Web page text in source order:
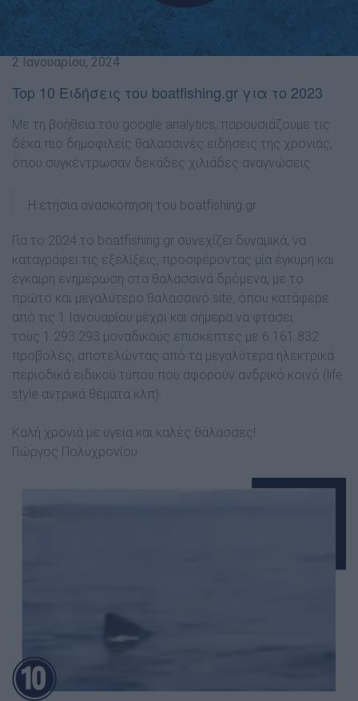
2 Ιανουαρίου, 2024
Top 10 Ειδήσεις του boatfishing.gr για το 2023
Με τη βοήθεια του google analytics, παρουσιάζουμε τις
δέκα πιο δημοφιλείς θαλασσινές ειδήσεις της χρονιάς,
όπου συγκέντρωσαν δεκάδες χιλιάδες αναγνώσεις.
Η ετήσια ανασκόπηση του boatfishing.gr
Για το 2024 το boatfishing.gr συνεχίζει δυναμικά, να
καταγράφει τις εξελίξεις, προσφέροντας μία έγκυρη και
έγκαιρη ενημέρωση στα θαλασσινά δρόμενα, με το
πρώτο και μεγαλύτερο θαλασσινό site, όπου κατάφερε
από τις 1 Ιανουαρίου μέχρι και σήμερα να φτάσει
τους 1.293.293 μοναδικούς επισκέπτες με 6.161.832
προβολές, αποτελώντας από τα μεγαλύτερα ηλεκτρικά
περιοδικά ειδικού τύπου που αφορούν ανδρικό κοινό (life
style αντρικά θέματα κλπ).
Καλή χρονιά με υγεία και καλές θάλασσες!
Γιώργος Πολυχρονίου